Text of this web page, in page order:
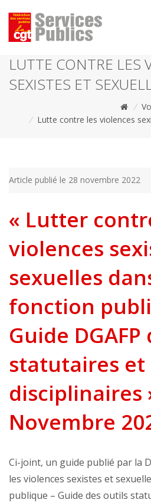
LUTTE CONTRE LES
SEXISTES ET
/
/ Lutte contre les violences
Article publié le 28 novembre 2022
« Lutter
violences
sexuelles
fonction
Guide
statutaires et
disciplinaires
Novembre
Ci-joint, un guide publié par la
les violences sexistes et
publique – Guide des outils